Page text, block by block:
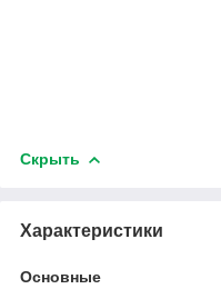
Скрыть
Характеристики
Основные